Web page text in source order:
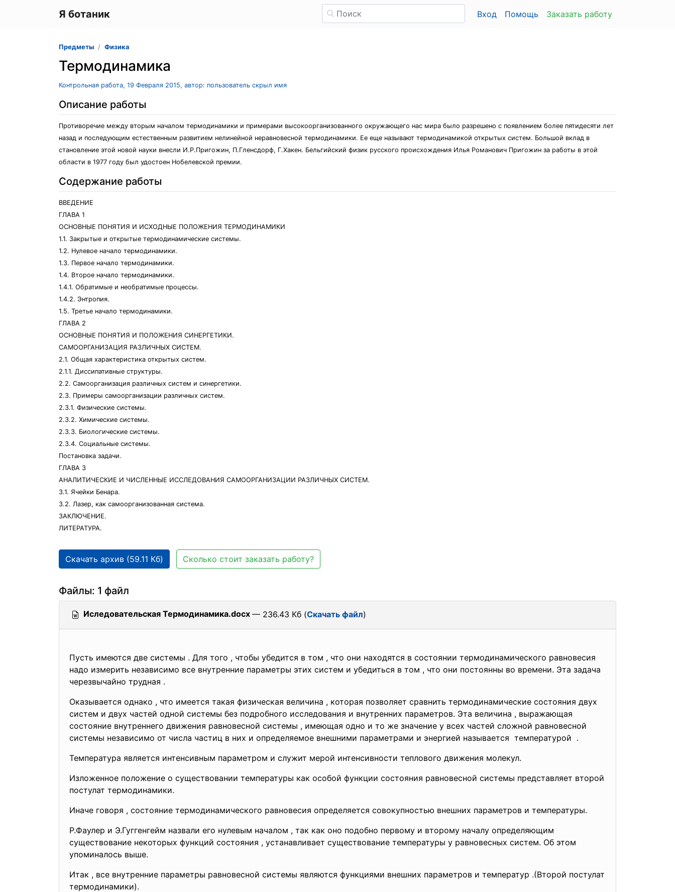
Я ботаник Вход Помощь Заказать работу
Предметы Физика
Термодинамика
Контрольная работа, 19 Февраля 2015, автор: пользователь скрыл имя
Описание работы
Противоречие между вторым началом термодинамики и примерами высокоорганизованного окружающего нас мира было разрешено с появлением более пятидесяти лет
назад и последующим естественным развитием нелинейной неравновесной термодинамики. Ее еще называют термодинамикой открытых систем. Большой вклад в
становление этой новой науки внесли И.Р.Пригожин, П.Гленсдорф, Г.Хакен. Бельгийский физик русского происхождения Илья Романович Пригожин за работы в этой
области в 1977 году был удостоен Нобелевской премии.
Содержание работы
ВВЕДЕНИЕ
ГЛАВА 1
ОСНОВНЫЕ ПОНЯТИЯ И ИСХОДНЫЕ ПОЛОЖЕНИЯ ТЕРМОДИНАМИКИ
1.1. Закрытые и открытые термодинамические системы.
1.2. Нулевое начало термодинамики.
1.3. Первое начало термодинамики.
1.4. Второе начало термодинамики.
1.4.1. Обратимые и необратимые процессы.
1.4.2. Энтропия.
1.5. Третье начало термодинамики.
ГЛАВА 2
ОСНОВНЫЕ ПОНЯТИЯ И ПОЛОЖЕНИЯ СИНЕРГЕТИКИ.
САМООРГАНИЗАЦИЯ РАЗЛИЧНЫХ СИСТЕМ.
2.1. Общая характеристика открытых систем.
2.1.1. Диссипативные структуры.
2.2. Самоорганизация различных систем и синергетики.
2.3. Примеры самоорганизации различных систем.
2.3.1. Физические системы.
2.3.2. Химические системы.
2.3.3. Биологические системы.
2.3.4. Социальные системы.
Постановка задачи.
ГЛАВА 3
АНАЛИТИЧЕСКИЕ И ЧИСЛЕННЫЕ ИССЛЕДОВАНИЯ САМООРГАНИЗАЦИИ РАЗЛИЧНЫХ СИСТЕМ.
3.1. Ячейки Бенара.
3.2. Лазер, как самоорганизованная система.
ЗАКЛЮЧЕНИЕ.
ЛИТЕРАТУРА.
Скачать архив (59.11 Кб) Сколько стоит заказать работу?
Файлы: 1 файл
Иследовательская Термодинамика.docx — 236.43 Кб (Скачать файл)
Пусть имеются две системы . Для того , чтобы убедится в том , что они находятся в состоянии термодинамического равновесия
надо измерить независимо все внутренние параметры этих систем и убедиться в том , что они постоянны во времени. Эта задача
черезвычайно трудная .
Оказывается однако , что имеется такая физическая величина , которая позволяет сравнить термодинамические состояния двух
систем и двух частей одной системы без подробного исследования и внутренних параметров. Эта величина , выражающая
состояние внутреннего движения равновесной системы , имеющая одно и то же значение у всех частей сложной равновесной
системы независимо от числа частиц в них и определяемое внешними параметрами и энергией называется температурой .
Температура является интенсивным параметром и служит мерой интенсивности теплового движения молекул.
Изложенное положение о существовании температуры как особой функции состояния равновесной системы представляет второй
постулат термодинамики.
Иначе говоря , состояние термодинамического равновесия определяется совокупностью внешних параметров и температуры.
Р.Фаулер и Э.Гуггенгейм назвали его нулевым началом , так как оно подобно первому и второму началу определяющим
существование некоторых функций состояния , устанавливает существование температуры у равновесных систем. Об этом
упоминалось выше.
Итак , все внутренние параметры равновесной системы являются функциями внешних параметров и температур .(Второй постулат
термодинамики).